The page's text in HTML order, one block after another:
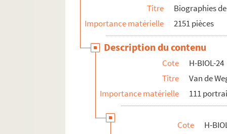
Titre
Biographies
Importance matérielle
2151 pièces
Description du contenu
Cote
H-BIOL-24
Titre
Van de
Importance matérielle
111
Cote
H-